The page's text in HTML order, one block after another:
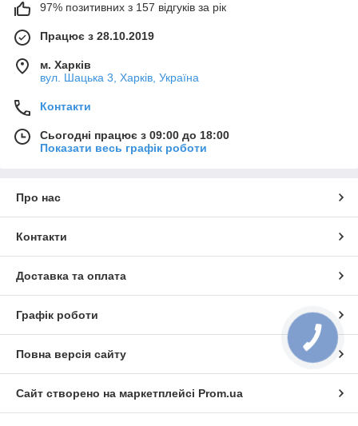
97% позитивних з 157 відгуків за рік
Працює з 28.10.2019
м. Харків
вул. Шацька 3, Харків, Україна
Контакти
Сьогодні працює з 09:00 до 18:00
Показати весь графік роботи
Про нас
Контакти
Доставка та оплата
Графік роботи
Повна версія сайту
Сайт створено на маркетплейсі Prom.ua
КНОПКА
ЗВ'ЯЗКУ